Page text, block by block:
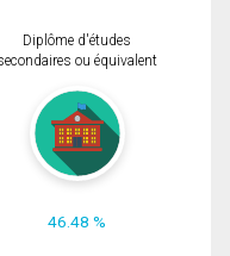
Diplôme d'études
ou équivalent
46.48 %